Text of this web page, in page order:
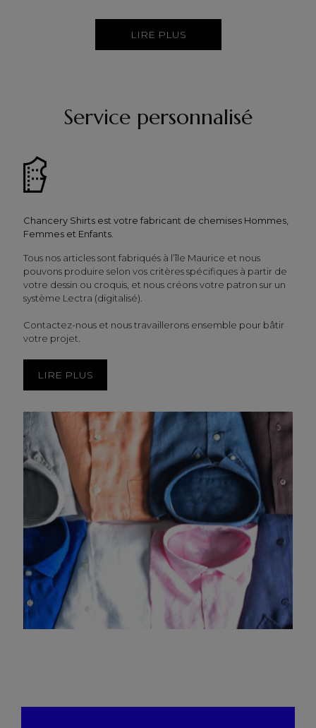
LIRE PLUS
Service personnalisé
Chancery Shirts est votre fabricant de chemises Hommes,
Femmes et Enfants.
Tous nos articles sont fabriqués à l’île Maurice et nous
pouvons produire selon vos critères spécifiques à partir de
votre dessin ou croquis, et nous créons votre patron sur un
système Lectra (digitalisé).
Contactez-nous et nous travaillerons ensemble pour bâtir
votre projet.
LIRE PLUS